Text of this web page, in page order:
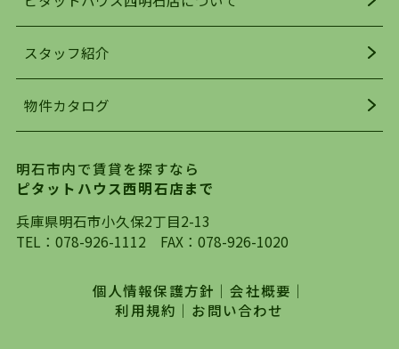
でお部屋探している方は、ぜひ当ＨＰにて物件を
お探しになってください。弊社は、スタッフの平
を行っており地域最大級の情報取扱量を誇ってお
ります。店頭で限られた物件をご紹介する、従来
自身でインターネットを利用し、理想のお部屋を
探していただき、選択していただいた物件情報に
対して、専門知識を持ったスタッフがサポートさ
せていただくスタイルを心がけております。私た
は、一度だけでは終わらない、お客様との末長い
お付き合いです。初めての一人暮らしから、就
職・ご結婚・売買物件の購入、などなど一生涯に
スタッフ紹介
物件カタログ
明石市内で賃貸を探すなら
ピタットハウス西明石店まで
兵庫県明石市小久保2丁目2-13
TEL： 078-926-1112 FAX：078-926-1020
個人情報保護方針 ｜会社概要 ｜
利用規約 ｜ お問い合わせ